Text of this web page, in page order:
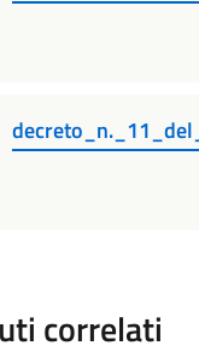
correlati